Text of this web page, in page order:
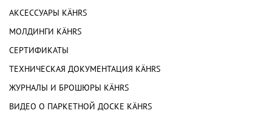
АКСЕССУАРЫ KÄHRS
МОЛДИНГИ KÄHRS
СЕРТИФИКАТЫ
ТЕХНИЧЕСКАЯ ДОКУМЕНТАЦИЯ KÄHRS
ЖУРНАЛЫ И БРОШЮРЫ KÄHRS
ВИДЕО О ПАРКЕТНОЙ ДОСКЕ KÄHRS